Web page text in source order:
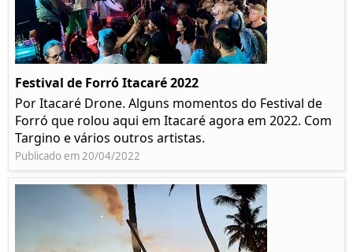
Festival de Forró Itacaré 2022
Por Itacaré Drone. Alguns momentos do Festival de
Forró que rolou aqui em Itacaré agora em 2022. Com
Targino e vários outros artistas.
Publicado em 20/04/2022